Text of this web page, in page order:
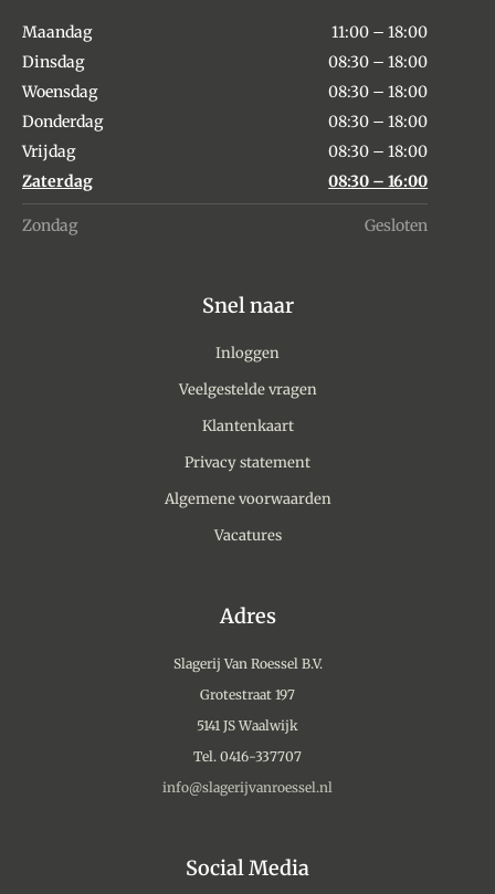
Maandag
11:00 – 18:00
Dinsdag
08:30 – 18:00
Woensdag
08:30 – 18:00
Donderdag
08:30 – 18:00
Vrijdag
08:30 – 18:00
Zaterdag
08:30 – 16:00
Zondag Gesloten
Snel naar
Inloggen
Veelgestelde vragen
Klantenkaart
Privacy statement
Algemene voorwaarden
Vacatures
Adres
Slagerij Van Roessel B.V.
Grotestraat 197
5141 JS Waalwijk
Tel. 0416-337707
info@slagerijvanroessel.nl
Social Media